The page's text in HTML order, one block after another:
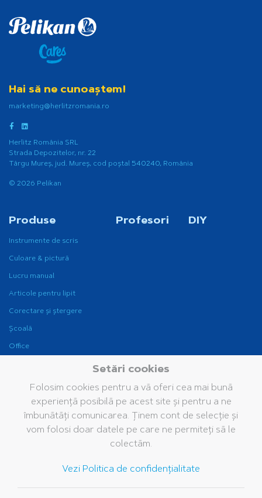
Hai să ne cunoaștem!
marketing@herlitzromania.ro
Herlitz România SRL
Strada Depozitelor, nr. 22
Târgu Mureș, jud. Mureș, cod poștal 540240, România
© 2026 Pelikan
Produse
Instrumente de scris
Culoare & pictură
Lucru manual
Articole pentru lipit
Corectare și ștergere
Școală
Office
Fine Writing
Profesori DIY
Companie
Grupul Pelikan
Sustenabilitate
Brand
Istoria noastră
Servicii
Cataloage
Întrebări frecvente
Setări cookies
Folosim cookies pentru a vă oferi cea mai bună
experiență posibilă pe acest site și pentru a ne
îmbunătăți comunicarea. Ținem cont de selecție și
vom folosi doar datele pe care ne permiteți să le
colectăm.
Vezi Politica de confidențialitate